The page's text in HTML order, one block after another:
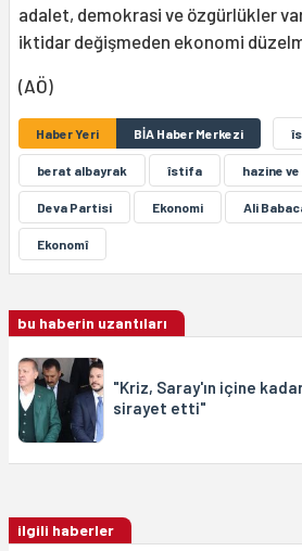
adalet, demokrasi ve özgürlükler
iktidar değişmeden ekonomi
(AÖ)
Haber Yeri BİA Haber Merkezi
berat albayrak îstifa hazine ve
Deva Partisi Ekonomi Ali
Ekonomî
bu haberin uzantıları
"Kriz, Saray'ın içine
sirayet etti"
ilgili haberler